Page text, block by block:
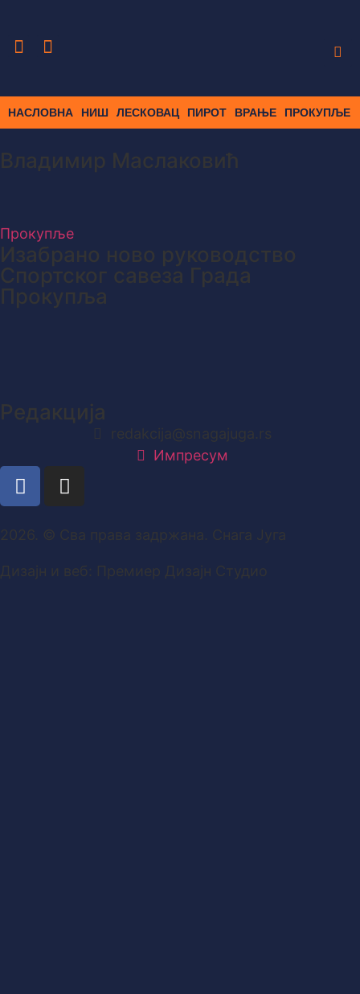
НАСЛОВНА НИШ ЛЕСКОВАЦ ПИРОТ ВРАЊЕ ПРОКУПЉЕ
Владимир Маслаковић
Прокупље
Изабрано ново руководство
Спортског савеза Града
Прокупља
Редакција
redakcija@snagajuga.rs
Импресум
2026. © Сва права задржана. Снага Југа
Дизајн и веб: Премиер Дизајн Студио